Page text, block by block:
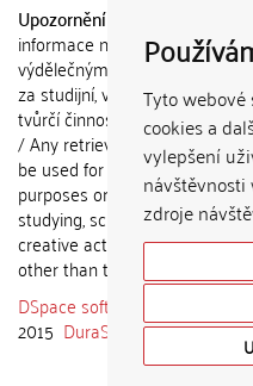
Tyto
cookies a
vylepšení
zdroje
Upozornění / Notice:
informace nemohou být
výdělečným účelům nebo
za studijní, vědeckou nebo
tvůrčí činnost jiné osoby než
/ Any retrieved information
be used for any commercial
purposes or claimed as
studying, scientific or any other
creative activities of any
other than the author.
DSpace software
copyright ©
2015 DuraSpace